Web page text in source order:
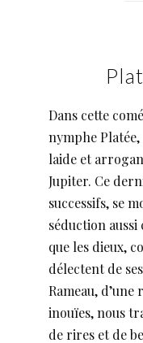
Dans cette
nymphe
laide et
Jupiter. Ce
successifs, se
séduction
que les dieux,
délectent de
Rameau,
inouïes, nous
de rires et de